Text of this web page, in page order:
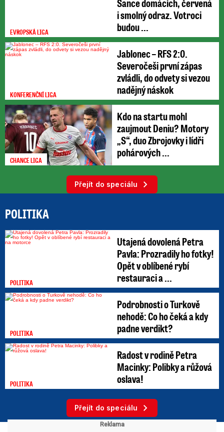
EVROPSKÁ LIGA
Šance domácích, červená
i smolný odraz. Votroci
budou ...
KONFERENČNÍ LIGA
Jablonec – RFS 2:0.
Severočeši první zápas
zvládli, do odvety si vezou
nadějný náskok
CHANCE LIGA
Kdo na startu mohl
zaujmout Deniu? Motory
„S“, duo Zbrojovky i lídři
pohárových ...
Přejít do speciálu
POLITIKA
POLITIKA
Utajená dovolená Petra
Pavla: Prozradily ho fotky!
Opět v oblíbené rybí
restauraci a ...
POLITIKA
Podrobnosti o Turkově
nehodě: Co ho čeká a kdy
padne verdikt?
POLITIKA
Radost v rodině Petra
Macinky: Polibky a růžová
oslava!
Přejít do speciálu